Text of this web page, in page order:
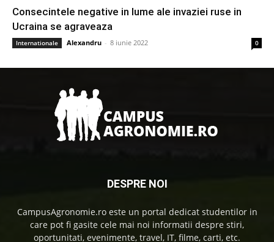
Consecintele negative in lume ale invaziei ruse in
Ucraina se agraveaza
Internationale Alexandru - 8 iunie 2022 0
DESPRE NOI
CampusAgronomie.ro este un portal dedicat studentilor in
care pot fi gasite cele mai noi informatii despre stiri,
oportunitati, evenimente, travel, IT, filme, carti, etc.